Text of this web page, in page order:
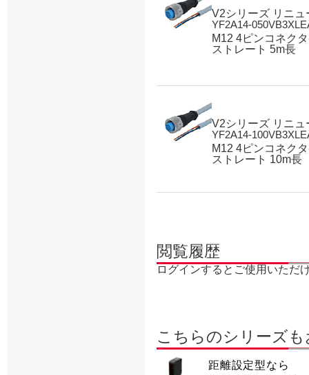
V2シリーズ リニ
YF2A14-
M12 4ピンコネク
ストレート 5m長
V2シリーズ リニ
YF2A14-
M12 4ピンコネク
ストレート 10m長
閲覧履歴
ログインするとご使用いただ
こちらのシリーズ
距離設定型なら